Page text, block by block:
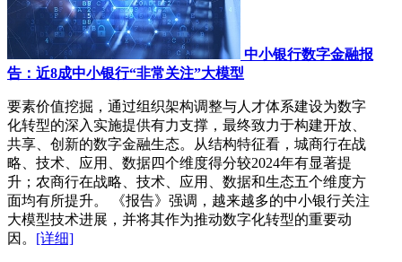
中小银行数字金融报
告：近8成中小银行“非常关注”大模型
要素价值挖掘，通过组织架构调整与人才体系建设为数字
化转型的深入实施提供有力支撑，最终致力于构建开放、
共享、创新的数字金融生态。从结构特征看，城商行在战
略、技术、应用、数据四个维度得分较2024年有显著提
升；农商行在战略、技术、应用、数据和生态五个维度方
面均有所提升。 《报告》强调，越来越多的中小银行关注
大模型技术进展，并将其作为推动数字化转型的重要动
因。 [详细]